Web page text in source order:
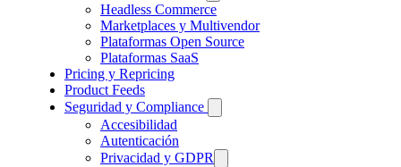
Headless Commerce
Marketplaces y Multivendor
Plataformas Open Source
Plataformas SaaS
Pricing y Repricing
Product Feeds
Seguridad y Compliance
Accesibilidad
Autenticación
Privacidad y GDPR